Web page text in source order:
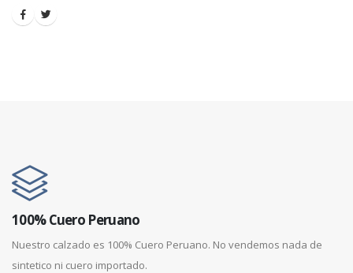
100% Cuero Peruano
Nuestro calzado es 100% Cuero Peruano. No vendemos nada de
sintetico ni cuero importado.